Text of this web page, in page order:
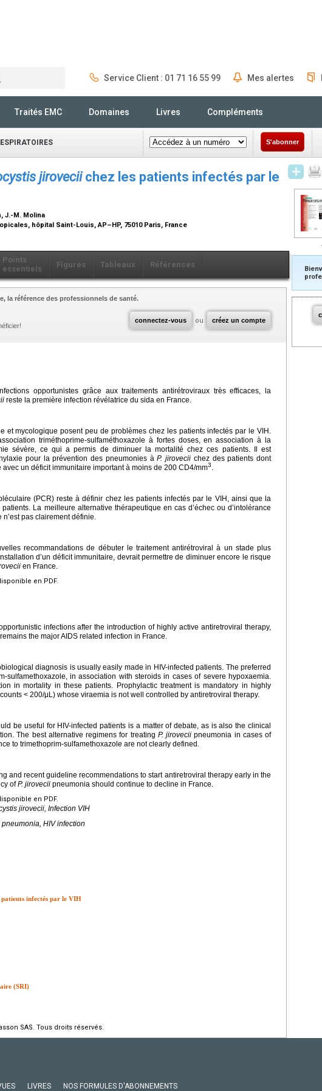
Service Client : 01 71 16 55 99 Mes alertes
Traités EMC Domaines Livres Compléments
S'abonner
jiroveciichez les patients infectés par le
J.-M. Molina
hôpital Saint-Louis, AP–HP, 75010 Paris, France
Points
essentiels
Figures Tableaux Références
connectez-vous ou créez un compte
la référence des professionnels de santé.
opportunistes grâce aux traitements antirétroviraux très efficaces, la
reste la première infection révélatrice du sida en France.
et mycologique posent peu de problèmes chez les patients infectés par le VIH.
triméthoprime-sulfaméthoxazole à fortes doses, en association à la
sévère, ce qui a permis de diminuer la mortalité chez ces patients. Il est
pour la prévention des pneumonies àP. jirovecii chez des patients dont
avec un déficit immunitaire important à moins de 200 CD4/mm3.
(PCR) reste à définir chez les patients infectés par le VIH, ainsi que la
La meilleure alternative thérapeutique en cas d’échec ou d’intolérance
pas clairement définie.
recommandations de débuter le traitement antirétroviral à un stade plus
d’un déficit immunitaire, devrait permettre de diminuer encore le risque
en France.
en PDF.
infections after the introduction of highly active antiretroviral therapy,
the major AIDS related infection in France.
diagnosis is usually easily made in HIV-infected patients. The preferred
sulfamethoxazole, in association with steroids in cases of severe hypoxaemia.
in mortality in these patients. Prophylactic treatment is mandatory in highly
< 200/μL) whose viraemia is not well controlled by antiretroviral therapy.
be useful for HIV-infected patients is a matter of debate, as is also the clinical
The best alternative regimens for treating P. jirovecii pneumonia in cases of
to trimethoprim-sulfamethoxazole are not clearly defined.
and recent guideline recommendations to start antiretroviral therapy early in the
ofP. jirovecii pneumonia should continue to decline in France.
en PDF.
jirovecii, Infection VIH
pneumonia, HIV infection
infectés par le VIH
(SRI)
SAS. Tous droits réservés.
LIVRES NOS FORMULES D'ABONNEMENTS